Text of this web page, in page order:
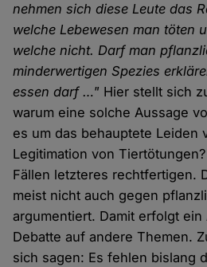
nehmen sich diese Leute das
welche Lebewesen man töten
welche nicht. Darf man
minderwertigen Spezies
essen darf …" Hier stellt sich
warum eine solche Aussage
es um das behauptete Leiden
Legitimation von
Fällen letzteres rechtfertigen.
meist nicht auch gegen
argumentiert. Damit erfolgt
Debatte auf andere Themen.
sich sagen: Es fehlen bislang